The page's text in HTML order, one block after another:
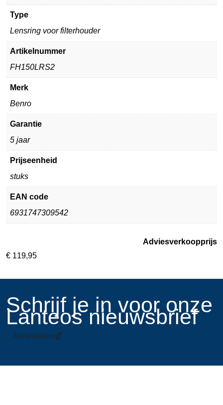
Type
Lensring voor filterhouder
Artikelnummer
FH150LRS2
Merk
Benro
Garantie
5 jaar
Prijseenheid
stuks
EAN code
6931747309542
Adviesverkoopprijs
€ 119,95
​Schrijf je in voor onze
Lanteos nieuwsbrief
Aanmelden